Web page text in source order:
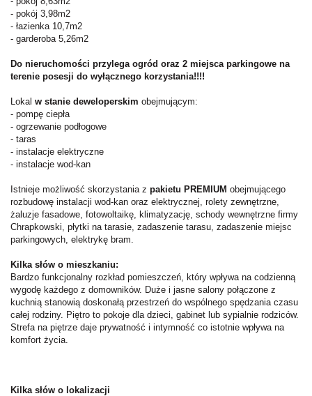
- pokój 3,98m2
- łazienka 10,7m2
- garderoba 5,26m2
Do nieruchomości przylega ogród oraz 2 miejsca parkingowe na
terenie posesji do wyłącznego korzystania!!!!
Lokal w stanie deweloperskim obejmującym:
- pompę ciepła
- ogrzewanie podłogowe
- taras
- instalacje elektryczne
- instalacje wod-kan
Istnieje możliwość skorzystania z pakietu PREMIUM obejmującego
rozbudowę instalacji wod-kan oraz elektrycznej, rolety zewnętrzne,
żaluzje fasadowe, fotowoltaikę, klimatyzację, schody wewnętrzne firmy
Chrapkowski, płytki na tarasie, zadaszenie tarasu, zadaszenie miejsc
parkingowych, elektrykę bram.
Kilka słów o mieszkaniu:
Bardzo funkcjonalny rozkład pomieszczeń, który wpływa na codzienną
wygodę każdego z domowników. Duże i jasne salony połączone z
kuchnią stanowią doskonałą przestrzeń do wspólnego spędzania czasu
całej rodziny. Piętro to pokoje dla dzieci, gabinet lub sypialnie rodziców.
Strefa na piętrze daje prywatność i intymność co istotnie wpływa na
komfort życia.
Kilka słów o lokalizacji